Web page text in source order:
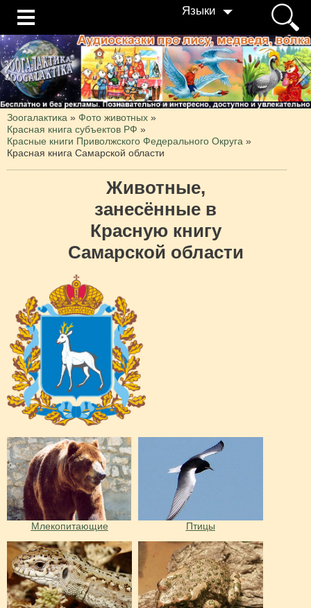
Языки
Зоогалактика » Фото животных »
Красная книга субъектов РФ »
Красные книги Приволжского Федерального Округа »
Красная книга Самарской области
Животные,
занесённые в
Красную книгу
Самарской области
Млекопитающие Птицы